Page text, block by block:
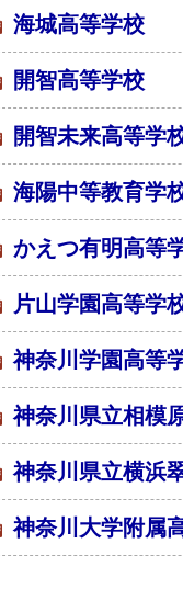
海城高等学校
開智高等学校
開智未来高等学
海陽中等教育学
かえつ有明高等
片山学園高等学
神奈川学園高等
神奈川県立相模
神奈川県立横浜
神奈川大学附属